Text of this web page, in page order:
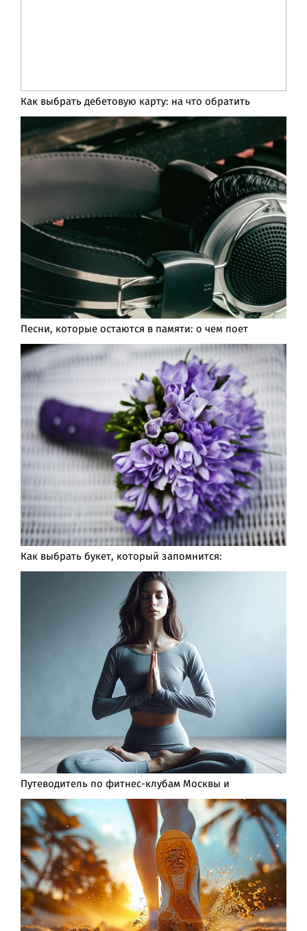
Как выбрать дебетовую карту: на что обратить
Песни, которые остаются в памяти: о чем поет
Как выбрать букет, который запомнится:
Путеводитель по фитнес-клубам Москвы и